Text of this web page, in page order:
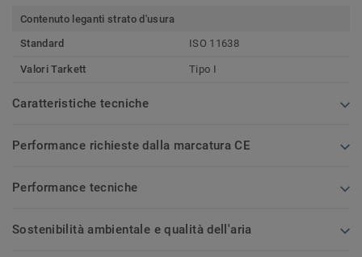
Contenuto leganti strato d'usura
Standard
ISO 11638
Valori Tarkett Tipo I
Caratteristiche tecniche
Performance richieste dalla marcatura CE
Performance tecniche
Sostenibilità ambientale e qualità dell'aria